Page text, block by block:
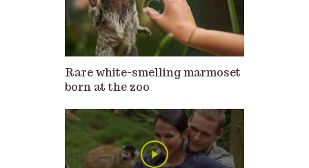
Rare white-smelling marmoset
born at the zoo